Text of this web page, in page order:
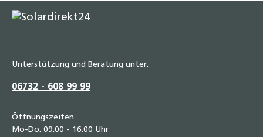
Unterstützung und Beratung unter:
06732 - 608 99 99
Öffnungszeiten
Mo-Do: 09:00 - 16:00 Uhr